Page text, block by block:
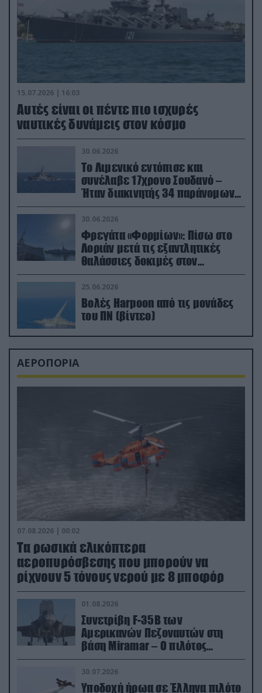
15.07.2026 | 16:03
Aυτές είναι οι πέντε πιο ισχυρές
ναυτικές δυνάμεις στον κόσμο
30.06.2026
Το Λιμενικό εντόπισε και
συνέλαβε 17χρονο Σουδανό –
Ήταν διακινητής 34 παράνομων
μεταναστών
30.06.2026
Φρεγάτα «Φορμίων»: Πίσω στο
Λοριάν μετά τις εξαντλητικές
θαλάσσιες δοκιμές στον
απαιτητικό Βισκαϊκό
25.06.2026
Βολές Harpoon από τις μονάδες
του ΠΝ (βίντεο)
ΑΕΡΟΠΟΡΙΑ
07.08.2026 | 00:02
Τα ρωσικά ελικόπτερα
αεροπυρόσβεσης που μπορούν να
ρίχνουν 5 τόνους νερού με 8 μποφόρ
01.08.2026
Συνετρίβη F-35B των
Αμερικανών Πεζοναυτών στη
βάση Miramar – Ο πιλότος
εκτινάχθηκε εγκαίρως
30.07.2026
Υποδοχή ήρωα σε Έλληνα πιλότο